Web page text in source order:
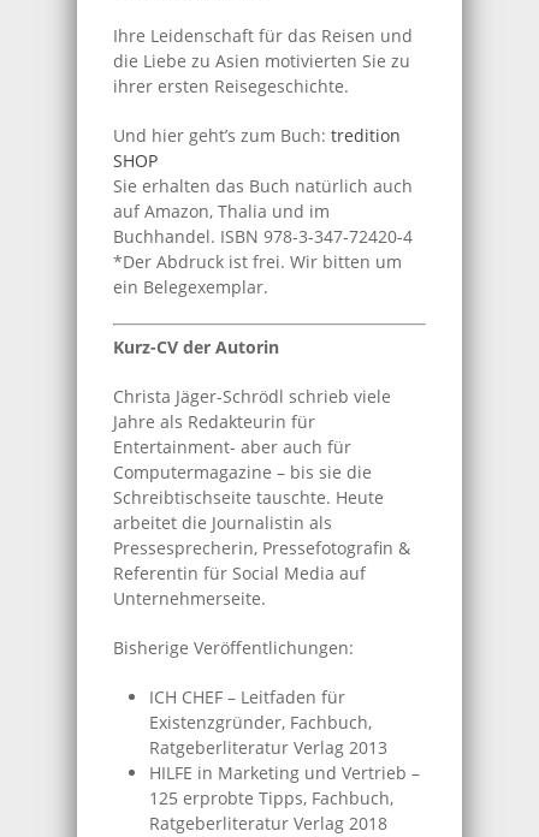
Ihre Leidenschaft für das Reisen und
die Liebe zu Asien motivierten Sie zu
ihrer ersten Reisegeschichte.
Und hier geht’s zum Buch: tredition
SHOP
Sie erhalten das Buch natürlich auch
auf Amazon, Thalia und im
Buchhandel. ISBN 978-3-347-72420-4
*Der Abdruck ist frei. Wir bitten um
ein Belegexemplar.
Kurz-CV der Autorin
Christa Jäger-Schrödl schrieb viele
Jahre als Redakteurin für
Entertainment- aber auch für
Computermagazine – bis sie die
Schreibtischseite tauschte. Heute
arbeitet die Journalistin als
Pressesprecherin, Pressefotografin &
Referentin für Social Media auf
Unternehmerseite.
Bisherige Veröffentlichungen:
ICH CHEF – Leitfaden für
Existenzgründer, Fachbuch,
Ratgeberliteratur Verlag 2013
HILFE in Marketing und Vertrieb –
125 erprobte Tipps, Fachbuch,
Ratgeberliteratur Verlag 2018